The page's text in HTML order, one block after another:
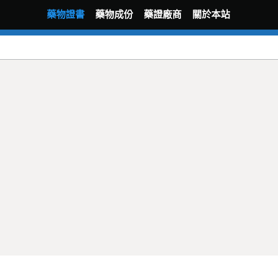
藥物證書 藥物成份 藥證廠商 關於本站